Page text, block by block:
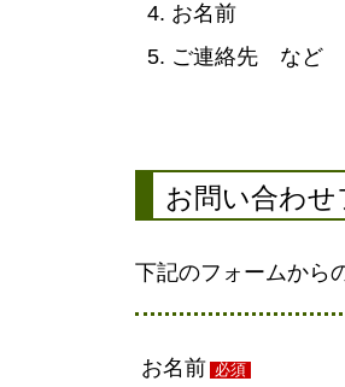
お名前
ご連絡先 など
お問い合わせ
下記のフォームから
お名前 必須